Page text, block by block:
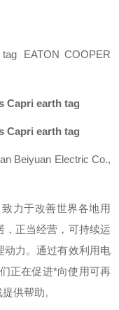
EATON COOPER
Capri earth tag
Capri earth tag
Beiyuan Electric Co.,
力于改善世界各地用
，正当经营，可持续运
动力。通过有效利用电
正在促进*向使用可再
供帮助。